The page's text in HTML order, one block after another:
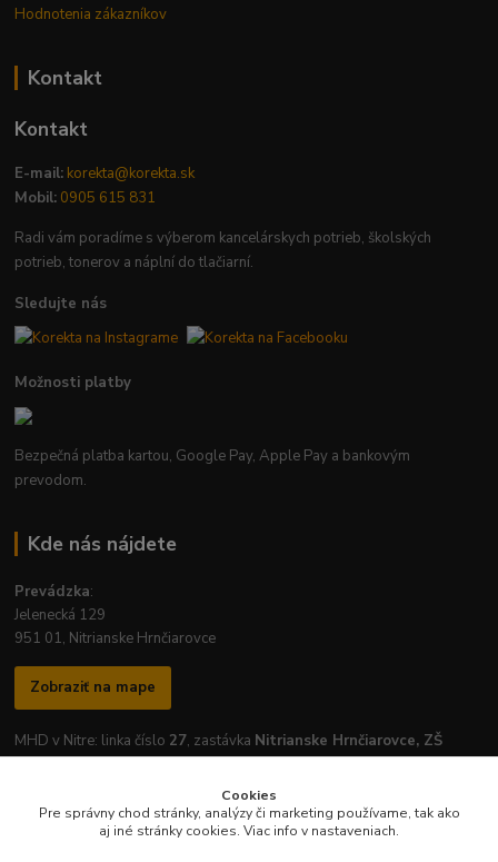
Hodnotenia zákazníkov
Kontakt
Kontakt
E-mail: korekta@korekta.sk
Mobil: 0905 615 831
Radi vám poradíme s výberom kancelárskych potrieb, školských
potrieb, tonerov a náplní do tlačiarní.
Sledujte nás
Možnosti platby
Bezpečná platba kartou, Google Pay, Apple Pay a bankovým
prevodom.
Kde nás nájdete
Prevádzka:
Jelenecká 129
951 01, Nitrianske Hrnčiarovce
Zobraziť na mape
MHD v Nitre: linka číslo 27, zastávka Nitrianske Hrnčiarovce, ZŠ
Otváracie hodiny prevádzky:
Cookies
Pre správny chod stránky, analýzy či marketing používame, tak ako
aj iné stránky cookies. Viac info v nastaveniach.